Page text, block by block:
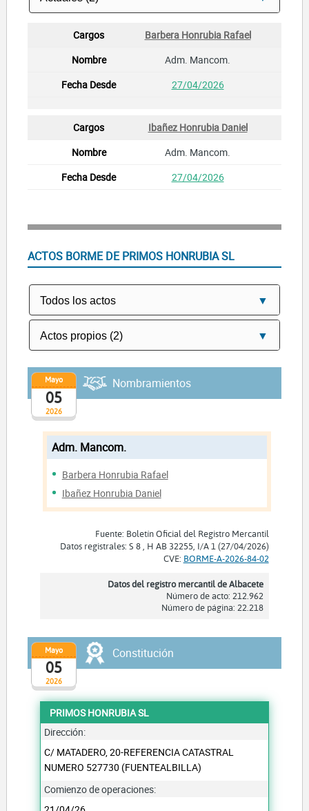
Barbera Honrubia Rafael
Adm. Mancom.
27/04/2026
Ibañez Honrubia Daniel
Adm. Mancom.
27/04/2026
ACTOS BORME DE PRIMOS HONRUBIA SL
2026
Mayo
05
Nombramientos
Adm. Mancom.
Barbera Honrubia Rafael
Ibañez Honrubia Daniel
Fuente: Boletín Oficial del Registro Mercantil
Datos registrales: S 8 , H AB 32255, I/A 1 (27/04/2026)
CVE: BORME-A-2026-84-02
Datos del registro mercantil de Albacete
Número de acto: 212.962
Número de página: 22.218
2026
Mayo
05
Constitución
PRIMOS HONRUBIA SL
Dirección:
C/ MATADERO, 20-REFERENCIA CATASTRAL
NUMERO 527730 (FUENTEALBILLA)
Comienzo de operaciones: